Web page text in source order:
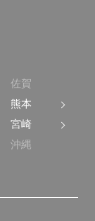
佐賀
熊本
宮崎
沖縄